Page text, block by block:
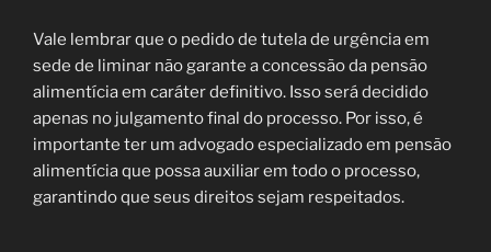
Vale lembrar que o pedido de tutela de urgência em
sede de liminar não garante a concessão da pensão
alimentícia em caráter definitivo. Isso será decidido
apenas no julgamento final do processo. Por isso, é
importante ter um advogado especializado em pensão
alimentícia que possa auxiliar em todo o processo,
garantindo que seus direitos sejam respeitados.